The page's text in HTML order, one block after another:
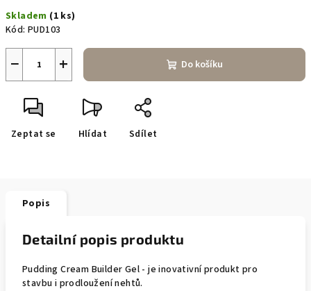
cena:
Skladem (1 ks)
Kód: PUD103
+
− Do košíku
Zeptat se Hlídat Sdílet
Popis
Detailní popis produktu
Pudding Cream Builder Gel - je inovativní produkt pro
stavbu i prodloužení nehtů.